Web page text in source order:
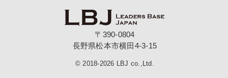
〒390-0804
長野県松本市横田4-3-15
© 2018-2026 LBJ co.,Ltd.